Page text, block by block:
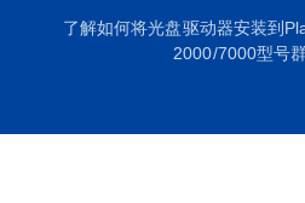
了解如何将光盘驱动器安装到
2000/7000型号